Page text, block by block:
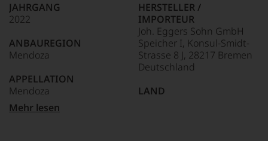
Unter 85 Punkte:
kaum
ein
Das
dokumentieren
auch
und
gerade
mit
JAHRGANG
2022
ANBAUREGION
Mendoza
APPELLATION
Mendoza
REBSORTEN
HERSTELLER /
IMPORTEUR
Joh. Eggers Sohn GmbH
Speicher I, Konsul-Smidt-
Strasse 8 J, 28217 Bremen
Deutschland
LAND
Mehr lesen